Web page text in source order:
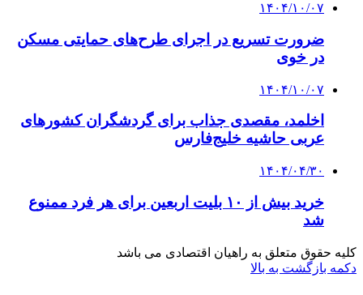
۱۴۰۴/۱۰/۰۷
ضرورت تسریع در اجرای طرح‌های حمایتی مسکن
در خوی
۱۴۰۴/۱۰/۰۷
اخلمد، مقصدی جذاب برای گردشگران کشورهای
عربی حاشیه خلیج‌فارس
۱۴۰۴/۰۴/۳۰
خرید بیش از ۱۰ بلیت اربعین برای هر فرد ممنوع
شد
کلیه حقوق متعلق به راهیان اقتصادی می باشد
دکمه بازگشت به بالا